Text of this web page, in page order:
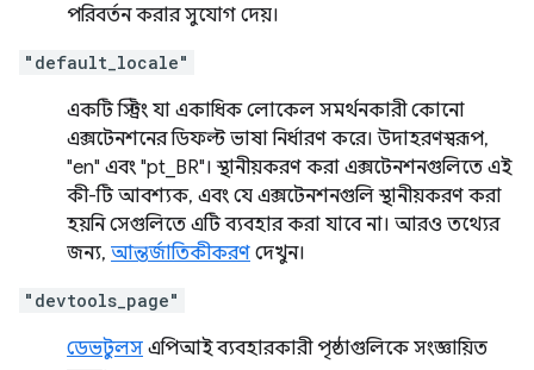
পরিবর্তন করার সুযোগ দেয়।
"default_locale"
একটি স্ট্রিং যা একাধিক লোকেল সমর্থনকারী কোনো
এক্সটেনশনের ডিফল্ট ভাষা নির্ধারণ করে। উদাহরণস্বরূপ,
"en" এবং "pt_BR"। স্থানীয়করণ করা এক্সটেনশনগুলিতে এই
কী-টি আবশ্যক, এবং যে এক্সটেনশনগুলি স্থানীয়করণ করা
হয়নি সেগুলিতে এটি ব্যবহার করা যাবে না। আরও তথ্যের
জন্য, আন্তর্জাতিকীকরণ দেখুন।
"devtools_page"
ডেভটুলস এপিআই ব্যবহারকারী পৃষ্ঠাগুলিকে সংজ্ঞায়িত